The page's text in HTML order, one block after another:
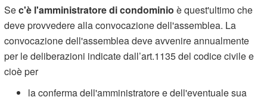
Sec'è l'amministratore di condominio è quest'ultimo che
deve provvedere alla convocazione dell'assemblea. La
convocazione dell'assemblea deve avvenire annualmente
per le deliberazioni indicate dall’art.1135 del codice civile e
cioè per
la conferma dell'amministratore e dell'eventuale sua